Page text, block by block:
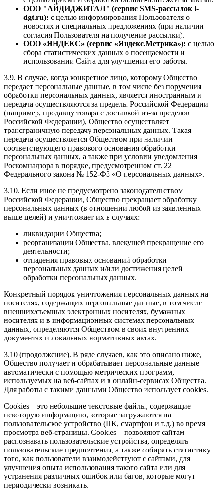
ООО "АЙДИДЖИТАЛ" (сервис SMS-рассылок l-
dgt.ru): с целью информирования Пользователя о
новостях и специальных предложениях (при наличии
согласия Пользователя на получение рассылки).
ООО «ЯНДЕКС» (сервис «Яндекс.Метрика»): с целью
сбора статистических данных о посещаемости и
использовании Сайта для улучшения его работы.
3.9. В случае, когда конкретное лицо, которому Общество
передает персональные данные, в том числе без поручения
обработки персональных данных, является иностранным и
передача осуществляются за пределы Российской Федерации
(например, продавцу товара с доставкой из-за пределов
Российской Федерации), Общество осуществляет
трансграничную передачу персональных данных. Такая
передача осуществляется Обществом при наличии
соответствующего правового основания обработки
персональных данных, а также при условии уведомления
Роскомнадзора в порядке, предусмотренном ст. 22
Федерального закона № 152-ФЗ «О персональных данных».
3.10. Если иное не предусмотрено законодательством
Российской Федерации, Общество прекращает обработку
персональных данных (в отношении любой из заявленных
выше целей) и уничтожает их в случаях:
ликвидации Общества;
реорганизации Общества, влекущей прекращение его
деятельности;
отпадения правовых оснований обработки
персональных данных и/или достижения целей
обработки персональных данных.
Конкретный порядок уничтожения персональных данных на
носителях, содержащих персональные данные, в том числе
внешних/съемных электронных носителях, бумажных
носителях и в информационных системах персональных
данных, определяются Обществом в своих внутренних
документах и локальных нормативных актах.
3.10 (продолжение). В ряде случаев, как это описано ниже,
Общество получает и обрабатывает персональные данные
автоматически с помощью метрических программ,
используемых на веб-сайтах и в онлайн-сервисах Общества.
Для работы с такими данными Общество использует cookies.
Cookies – это небольшие текстовые файлы, содержащие
некоторую информацию, которые загружаются на
пользовательское устройство (ПК, смартфон и т.д.) во время
просмотра веб-страницы. Cookies – позволяют сайтам
распознавать пользовательские устройства, определять
пользовательские предпочтения, а также собирать статистику
того, как пользователи взаимодействуют с сайтами, для
улучшения опыта использования такого сайта или для
устранения различных ошибок или багов, которые могут
периодически возникать.